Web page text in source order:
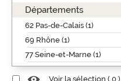
Départements
62 Pas-de-Calais (1)
69 Rhône (1)
77 Seine-et-Marne (1)
Voir la sélection ( 0 )